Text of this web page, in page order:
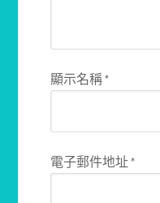
顯示名稱*
電子郵件地址*